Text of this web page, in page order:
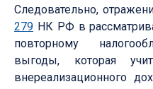
Следовательно,
279 НК РФ в
повторному
выгоды, которая
внереализационного